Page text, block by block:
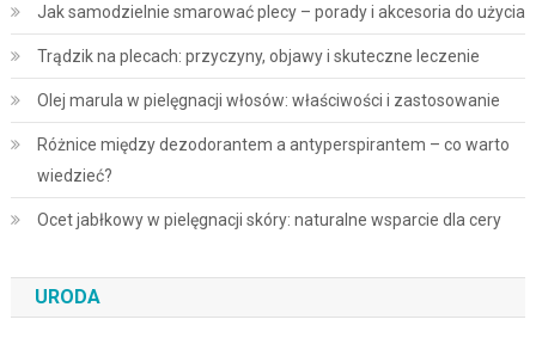
Jak samodzielnie smarować plecy – porady i akcesoria do użycia
Trądzik na plecach: przyczyny, objawy i skuteczne leczenie
Olej marula w pielęgnacji włosów: właściwości i zastosowanie
Różnice między dezodorantem a antyperspirantem – co warto
wiedzieć?
Ocet jabłkowy w pielęgnacji skóry: naturalne wsparcie dla cery
URODA